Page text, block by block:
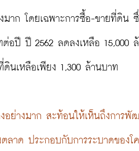
มาก โดยเฉพาะการซื้อ-ขายที่ดิน
อปี ปี 2562 ลดลงเหลือ 15,000
นเหลือเพียง 1,300 ล้านบาท
อย่างมาก สะท้อนให้เห็นถึงการ
ตลาด ประกอบกับการระบาดของ